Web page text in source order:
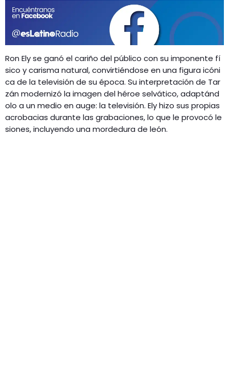
Ron Ely se ganó el cariño del público con su imponente fí
sico y carisma natural, convirtiéndose en una figura icóni
ca de la televisión de su época. Su interpretación de Tar
zán modernizó la imagen del héroe selvático, adaptánd
olo a un medio en auge: la televisión. Ely hizo sus propias
acrobacias durante las grabaciones, lo que le provocó le
siones, incluyendo una mordedura de león.